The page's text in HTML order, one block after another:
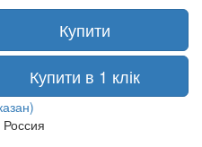
Купити
Купити в 1 клік